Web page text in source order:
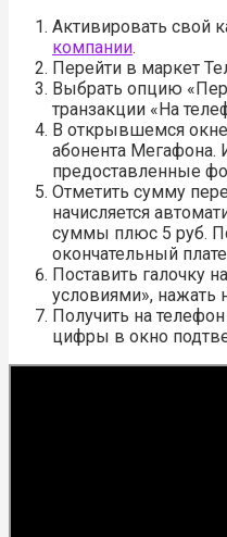
Активировать свой
компании.
Перейти в маркет
Выбрать опцию
транзакции «На
В открывшемся
абонента Мегафона.
предоставленные
Отметить сумму
начисляется
суммы плюс 5 руб.
окончательный
Поставить галочку
условиями», нажать
Получить на
цифры в окно